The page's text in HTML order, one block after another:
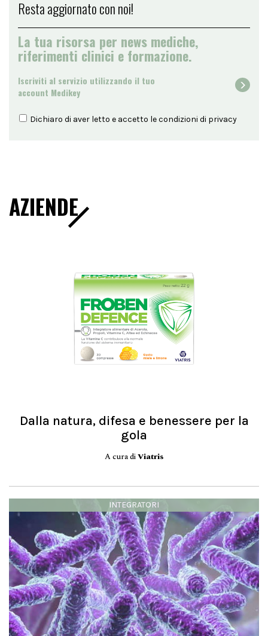
Resta aggiornato con noi!
La tua risorsa per news mediche,
riferimenti clinici e formazione.
Iscriviti al servizio utilizzando il tuo
account Medikey
Dichiaro di aver letto e accetto le condizioni di privacy
AZIENDE
Dalla natura, difesa e benessere per la
gola
A cura diViatris
INTEGRATORI